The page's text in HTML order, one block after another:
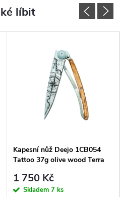
Kapesní nůž Deejo 1CB054
Tattoo 37g olive wood Terra
1 750 Kč
Skladem 7 ks